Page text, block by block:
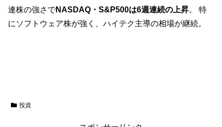
連株の強さでNASDAQ・S&P500は6週連続の上昇。 特
にソフトウェア株が強く、ハイテク主導の相場が継続。
投資